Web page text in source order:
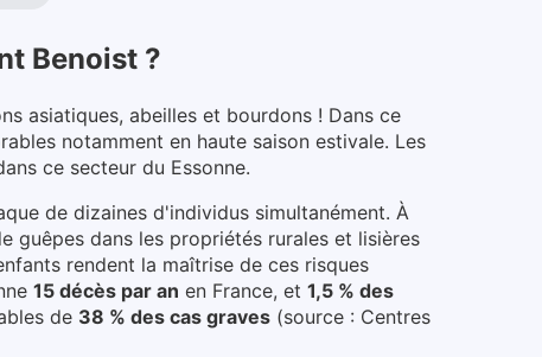
Benoist ?
asiatiques, abeilles et bourdons ! Dans ce
notamment en haute saison estivale. Les
ce secteur du Essonne.
de dizaines d'individus simultanément. À
guêpes dans les propriétés rurales et lisières
rendent la maîtrise de ces risques
15 décès par an en France, et 1,5 % des
de 38 % des cas graves (source : Centres